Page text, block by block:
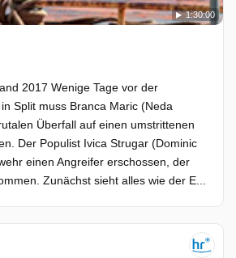
1:30:00
2017 Wenige Tage vor der
Split muss Branca Maric (Neda
Überfall auf einen umstrittenen
Der Populist Ivica Strugar (Dominic
einen Angreifer erschossen, der
Zunächst sieht alles wie der E...